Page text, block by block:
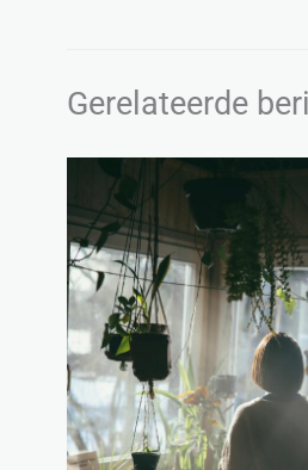
Gerelateerde